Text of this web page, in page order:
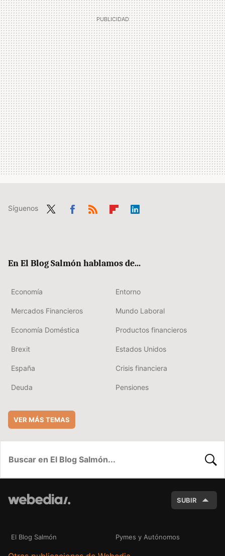
Síguenos
En El Blog Salmón hablamos de...
Economía Entorno
Mercados Financieros Mundo Laboral
Economía Doméstica Productos financieros
Brexit Estados Unidos
España Crisis financiera
Deuda Pensiones
VER MÁS TEMAS
SUBIR
El Blog Salmón Pymes y Autónomos